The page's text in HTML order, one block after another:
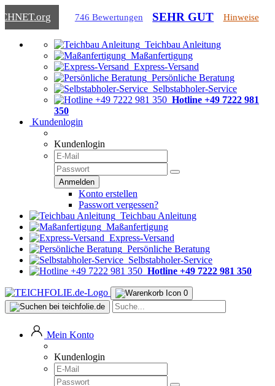
.org 746 Bewertungen SEHR GUT Hinweise
Teichbau Anleitung
Maßanfertigung
Express-Versand
Persönliche Beratung
Selbstabholer-Service
Hotline +49 7222 981
350
Kundenlogin
Kundenlogin
Konto erstellen
Passwort vergessen?
Teichbau Anleitung
Maßanfertigung
Express-Versand
Persönliche Beratung
Selbstabholer-Service
Hotline +49 7222 981 350
0
Mein Konto
Kundenlogin